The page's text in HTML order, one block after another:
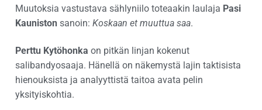
Muutoksia vastustava sählyniilo toteaakin laulaja Pasi
Kauniston sanoin: Koskaan et muuttua saa.
Perttu Kytöhonka on pitkän linjan kokenut
salibandyosaaja. Hänellä on näkemystä lajin taktisista
hienouksista ja analyyttistä taitoa avata pelin
yksityiskohtia.